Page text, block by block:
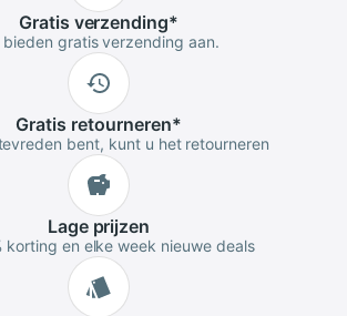
Gratis verzending*
bieden gratis verzending aan.
Gratis retourneren*
bent, kunt u het retourneren
Lageprijzen
korting en elke week nieuwe deals